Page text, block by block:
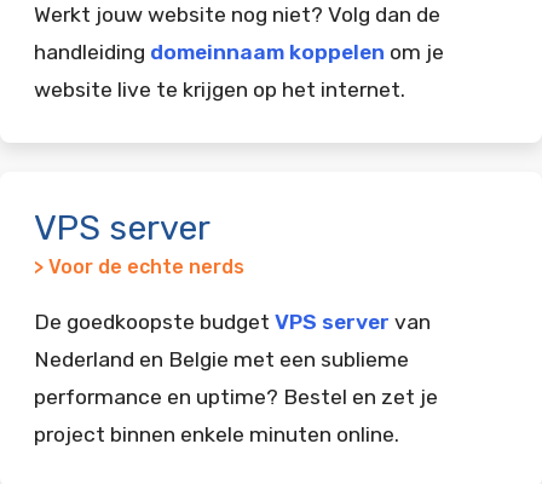
Werkt jouw website nog niet? Volg dan de
handleiding domeinnaam koppelen om je
website live te krijgen op het internet.
VPS server
> Voor de echte nerds
De goedkoopste budget VPS server van
Nederland en Belgie met een sublieme
performance en uptime? Bestel en zet je
project binnen enkele minuten online.